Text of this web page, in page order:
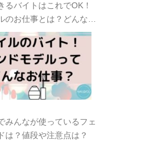
るバイトはこれでOK！
のお仕事とは？どんな種
みんなが使っているフェ
は？値段や注意点は？